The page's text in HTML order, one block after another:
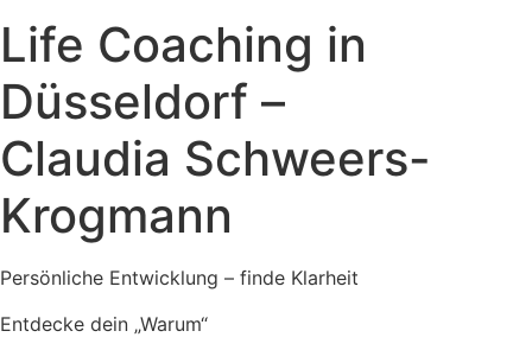
Life Coaching in
Düsseldorf –
Claudia Schweers-
Krogmann
Persönliche Entwicklung – finde Klarheit
Entdecke dein „Warum“